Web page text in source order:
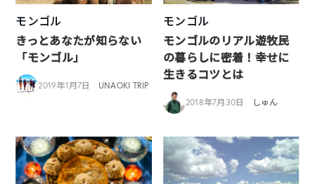
モンゴル
きっとあなたが知らない
「モンゴル」
2019年1月7日 UNAOKI TRIP
モンゴル
モンゴルのリアル遊牧民
の暮らしに密着！幸せに
生きるコツとは
2018年7月30日 しゅん